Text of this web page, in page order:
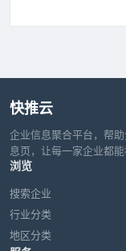
快推云
企业信息聚合平台，帮
息页，让每一家企业都能
浏览
搜索企业
行业分类
地区分类